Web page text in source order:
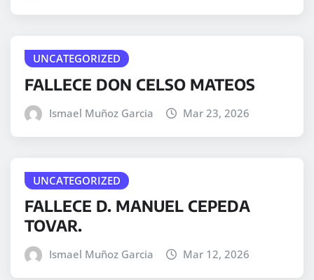
UNCATEGORIZED
FALLECE DON CELSO MATEOS
Ismael Muñoz Garcia Mar 23, 2026
UNCATEGORIZED
FALLECE D. MANUEL CEPEDA
TOVAR.
Ismael Muñoz Garcia Mar 12, 2026